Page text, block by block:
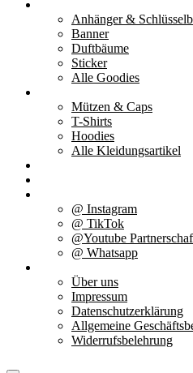
Anhänger &
Banner
Duftbäume
Sticker
Alle Goodies
Mützen & Caps
T-Shirts
Hoodies
Alle Kleidungsartikel
@ Instagram
@ TikTok
@Youtube
@ Whatsapp
Über uns
Impressum
Datenschutzerklärung
Allgemeine
Widerrufsbelehrung